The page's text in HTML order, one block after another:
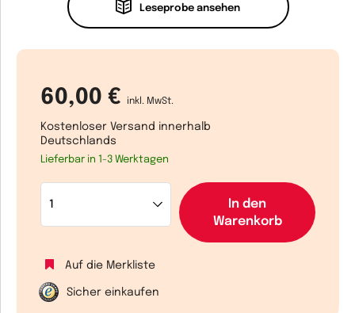
Leseprobe ansehen
60,00 € inkl. MwSt.
Kostenloser Versand innerhalb
Deutschlands
Lieferbar in 1-3 Werktagen
In den
Warenkorb
Auf die Merkliste
Sicher einkaufen